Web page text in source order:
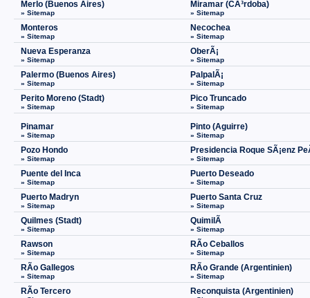
Merlo (Buenos Aires)
» Sitemap
Miramar (CÃ³rdoba)
» Sitemap
Monteros
» Sitemap
Necochea
» Sitemap
Nueva Esperanza
» Sitemap
OberÃ¡
» Sitemap
Palermo (Buenos Aires)
» Sitemap
PalpalÃ¡
» Sitemap
Perito Moreno (Stadt)
» Sitemap
Pico Truncado
» Sitemap
Pinamar
» Sitemap
Pinto (Aguirre)
» Sitemap
Pozo Hondo
» Sitemap
Presidencia Roque SÃ¡enz
» Sitemap
Puente del Inca
» Sitemap
Puerto Deseado
» Sitemap
Puerto Madryn
» Sitemap
Puerto Santa Cruz
» Sitemap
Quilmes (Stadt)
» Sitemap
QuimilÃ­
» Sitemap
Rawson
» Sitemap
RÃ­o Ceballos
» Sitemap
RÃ­o Gallegos
» Sitemap
RÃ­o Grande (Argentinien)
» Sitemap
RÃ­o Tercero Reconquista (Argentinien)